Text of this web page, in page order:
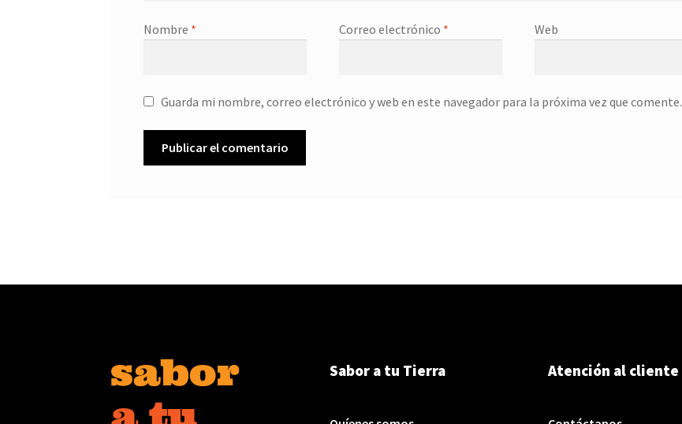
Nombre * Correo electrónico * Web
Guarda mi nombre, correo electrónico y web en este navegador para la próxima vez que comente.
Sabor a tu Tierra Atención al cliente